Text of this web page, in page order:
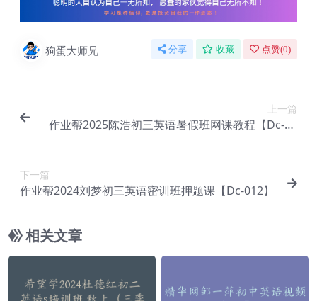
狗蛋大师兄 分享 收藏 点赞(0)
上一篇
作业帮2025陈浩初三英语暑假班网课教程【Dc-01
下一篇
作业帮2024刘梦初三英语密训班押题课【Dc-012】
相关文章